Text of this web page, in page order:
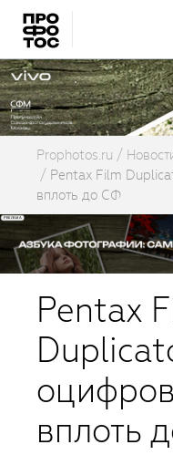
Prophotos.ru
Pentax Film
вплоть до СФ
Pentax
вплоть